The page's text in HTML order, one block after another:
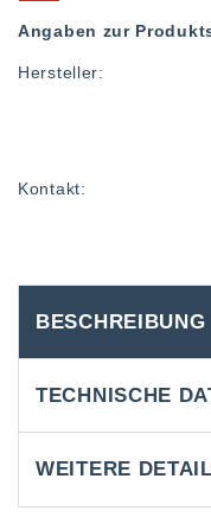
Angaben zur
Hersteller:
Kontakt:
BESCHREIBUNG
TECHNISCHE
WEITERE